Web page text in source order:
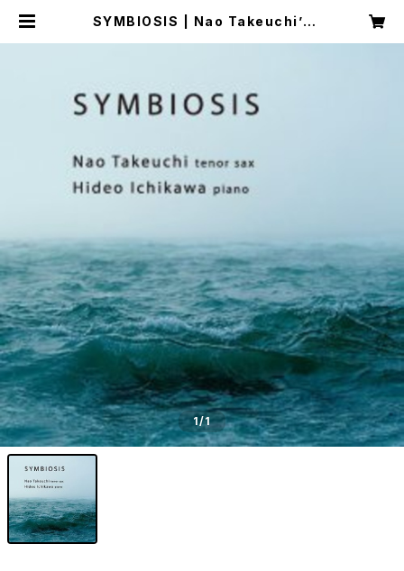
SYMBIOSIS | Nao Takeuchi’s
1/1